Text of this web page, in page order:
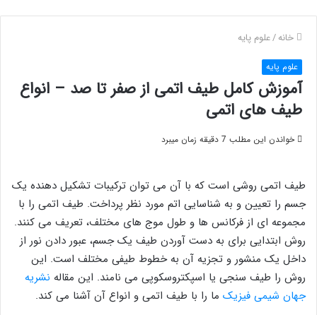
خانه/علوم پایه
علوم پایه
آموزش کامل طیف اتمی از صفر تا صد – انواع
طیف های اتمی
خواندن این مطلب 7 دقیقه زمان میبرد
طیف اتمی روشی است که با آن می توان ترکیبات تشکیل دهنده یک
جسم را تعیین و به شناسایی اتم مورد نظر پرداخت. طیف اتمی را با
مجموعه ای از فرکانس ها و طول موج های مختلف، تعریف می کنند.
روش ابتدایی برای به دست آوردن طیف یک جسم، عبور دادن نور از
داخل یک منشور و تجزیه آن به خطوط طیفی مختلف است. این
روش را طیف سنجی یا اسپکتروسکوپی می نامند. این مقاله نشریه
جهان شیمی فیزیک ما را با طیف اتمی و انواع آن آشنا می کند.